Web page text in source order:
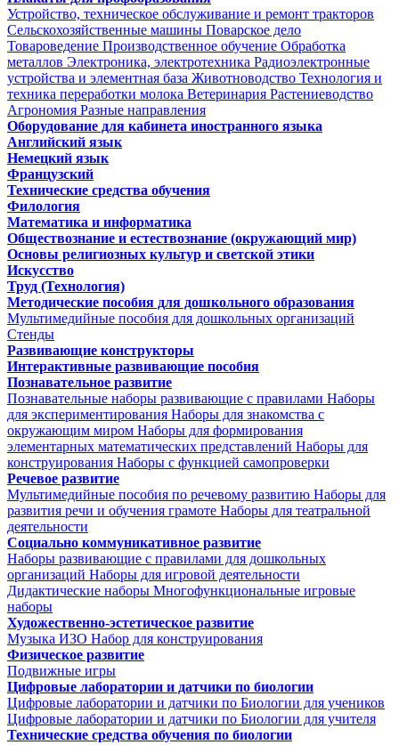
Устройство, техническое обслуживание и ремонт тракторов
Сельскохозяйственные машины Поварское дело
Товароведение Производственное обучение Обработка
металлов Электроника, электротехника Радиоэлектронные
устройства и элементная база Животноводство Технология и
техника переработки молока Ветеринария Растениеводство
Агрономия Разные направления
Оборудование для кабинета иностранного языка
Английский язык
Немецкий язык
Французский
Технические средства обучения
Филология
Математика и информатика
Обществознание и естествознание (окружающий мир)
Основы религиозных культур и светской этики
Искусство
Труд (Технология)
Методические пособия для дошкольного образования
Мультимедийные пособия для дошкольных организаций
Стенды
Развивающие конструкторы
Интерактивные развивающие пособия
Познавательное развитие
Познавательные наборы развивающие с правилами Наборы
для экспериментирования Наборы для знакомства с
окружающим миром Наборы для формирования
элементарных математических представлений Наборы для
конструирования Наборы с функцией самопроверки
Речевое развитие
Мультимедийные пособия по речевому развитию Наборы для
развития речи и обучения грамоте Наборы для театральной
деятельности
Социально коммуникативное развитие
Наборы развивающие с правилами для дошкольных
организаций Наборы для игровой деятельности
Дидактические наборы Многофункциональные игровые
наборы
Художественно-эстетическое развитие
Музыка ИЗО Набор для конструирования
Физическое развитие
Подвижные игры
Цифровые лаборатории и датчики по биологии
Цифровые лаборатории и датчики по Биологии для учеников
Цифровые лаборатории и датчики по Биологии для учителя
Технические средства обучения по биологии